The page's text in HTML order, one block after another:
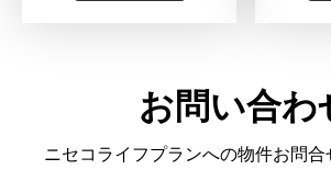
お問い合わ
ニセコライフプランへの物件お問合